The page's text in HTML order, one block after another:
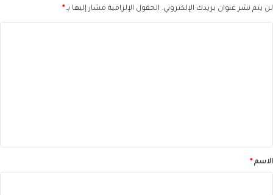
لن يتم نشر عنوان بريدك الإلكتروني. الحقول الإلزامية مشار إليها بـ*
*الاسم*